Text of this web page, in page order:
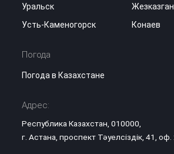
Уральск
Жезказган
Усть-Каменогорск
Конаев
Погода
Погода в Казахстане
Адрес:
Республика Казахстан, 010000,
г. Астана, проспект Тәуелсіздік, 41, оф.